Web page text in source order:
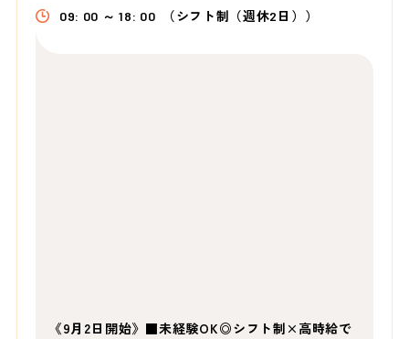
09: 00 ～ 18: 00 （シフト制（週休2日））
《9月2日開始》■未経験OK◎シフト制×高時給で